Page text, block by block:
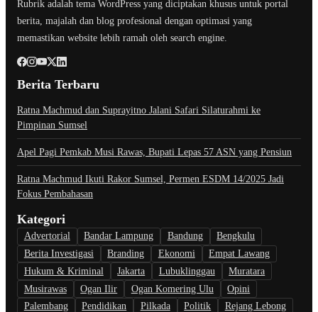
Rubrik adalah tema WordPress yang diciptakan khusus untuk portal
berita, majalah dan blog profesional dengan optimasi yang
memastikan website lebih ramah oleh search engine.
Berita Terbaru
Ratna Machmud dan Suprayitno Jalani Safari Silaturahmi ke
Pimpinan Sumsel
Apel Pagi Pemkab Musi Rawas, Bupati Lepas 57 ASN yang Pensiun
Ratna Machmud Ikuti Rakor Sumsel, Permen ESDM 14/2025 Jadi
Fokus Pembahasan
Kategori
Advertorial Bandar Lampung Bandung
Bengkulu
Berita Investigasi
Branding Ekonomi
Empat Lawang
Hukum & Kriminal
Jakarta Lubuklinggau
Muratara
Musirawas
Ogan Ilir Ogan Komering Ulu
Opini
Palembang
Pendidikan Pilkada Politik Rejang Lebong